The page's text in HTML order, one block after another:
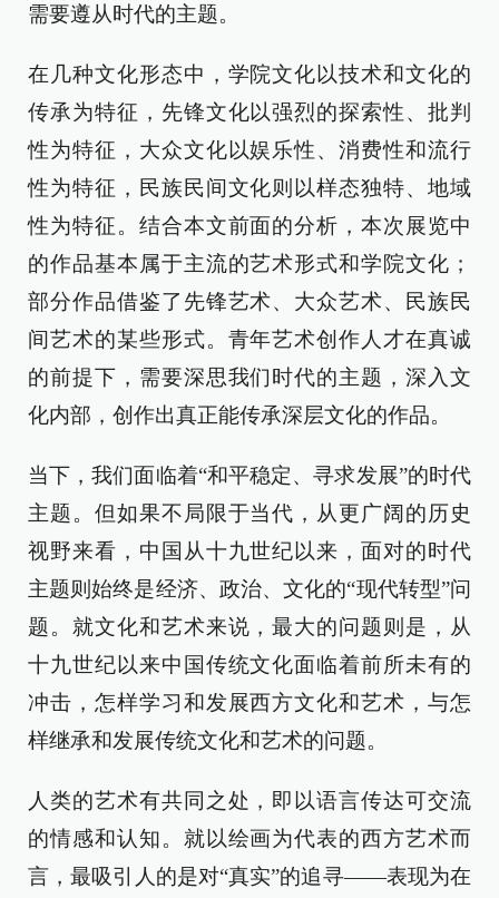
需要遵从时代的主题。
在几种文化形态中，学院文化以技术和文化的
传承为特征，先锋文化以强烈的探索性、批判
性为特征，大众文化以娱乐性、消费性和流行
性为特征，民族民间文化则以样态独特、地域
性为特征。结合本文前面的分析，本次展览中
的作品基本属于主流的艺术形式和学院文化；
部分作品借鉴了先锋艺术、大众艺术、民族民
间艺术的某些形式。青年艺术创作人才在真诚
的前提下，需要深思我们时代的主题，深入文
化内部，创作出真正能传承深层文化的作品。
当下，我们面临着“和平稳定、寻求发展”的时代
主题。但如果不局限于当代，从更广阔的历史
视野来看，中国从十九世纪以来，面对的时代
主题则始终是经济、政治、文化的“现代转型”问
题。就文化和艺术来说，最大的问题则是，从
十九世纪以来中国传统文化面临着前所未有的
冲击，怎样学习和发展西方文化和艺术，与怎
样继承和发展传统文化和艺术的问题。
人类的艺术有共同之处，即以语言传达可交流
的情感和认知。就以绘画为代表的西方艺术而
言，最吸引人的是对“真实”的追寻——表现为在